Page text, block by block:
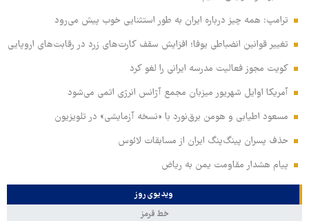
ترامپ: همه چیز درباره ایران به طور استثنایی خوب پیش می‌رود
تغییر قوانین انضباطی یوفا؛ افزایش سقف کارت‌های زرد در رقابت‌های اروپایی
کویت مجوز فعالیت مدرسه ایرانی را لغو کرد
آمریکا اوایل شهریور میزبان مجمع آژانس انرژی اتمی می‌شود
مسعود اطیابی و هومن برق‌نورد با «نسخه آزمایشی» در تلویزیون
حذف پسران پینگ‌پنگ ایران از مسابقات لائوس
پیام هشدار مقاومت یمن به ریاض
ویدیوی روز
خط قرمز